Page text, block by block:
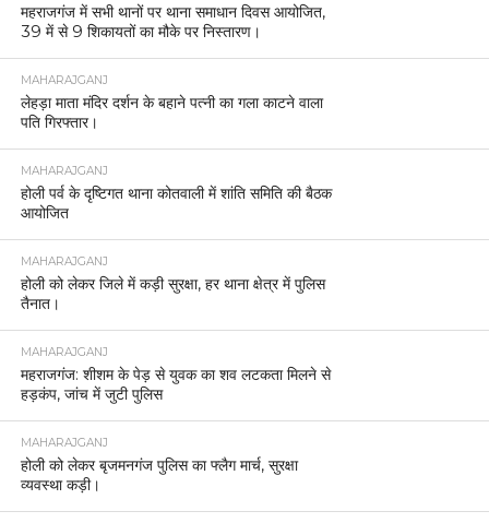
महराजगंज में सभी थानों पर थाना समाधान दिवस आयोजित,
39 में से 9 शिकायतों का मौके पर निस्तारण।
MAHARAJGANJ
लेहड़ा माता मंदिर दर्शन के बहाने पत्नी का गला काटने वाला
पति गिरफ्तार।
MAHARAJGANJ
होली पर्व के दृष्टिगत थाना कोतवाली में शांति समिति की बैठक
आयोजित
MAHARAJGANJ
होली को लेकर जिले में कड़ी सुरक्षा, हर थाना क्षेत्र में पुलिस
तैनात।
MAHARAJGANJ
महराजगंज: शीशम के पेड़ से युवक का शव लटकता मिलने से
हड़कंप, जांच में जुटी पुलिस
MAHARAJGANJ
होली को लेकर बृजमनगंज पुलिस का फ्लैग मार्च, सुरक्षा
व्यवस्था कड़ी।